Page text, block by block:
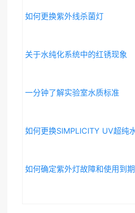
如何更换紫外线杀菌灯
关于水纯化系统中的红锈现象
一分钟了解实验室水质标准
如何确定紫外灯故障和使用到期